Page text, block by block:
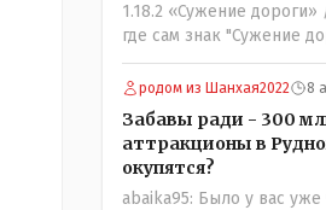
1.18.2 «Сужение
где сам знак "Сужение
родом из Шанхая2022 8
Забавы ради - 300
аттракционы в
окупятся?
abaika95: Было у вас